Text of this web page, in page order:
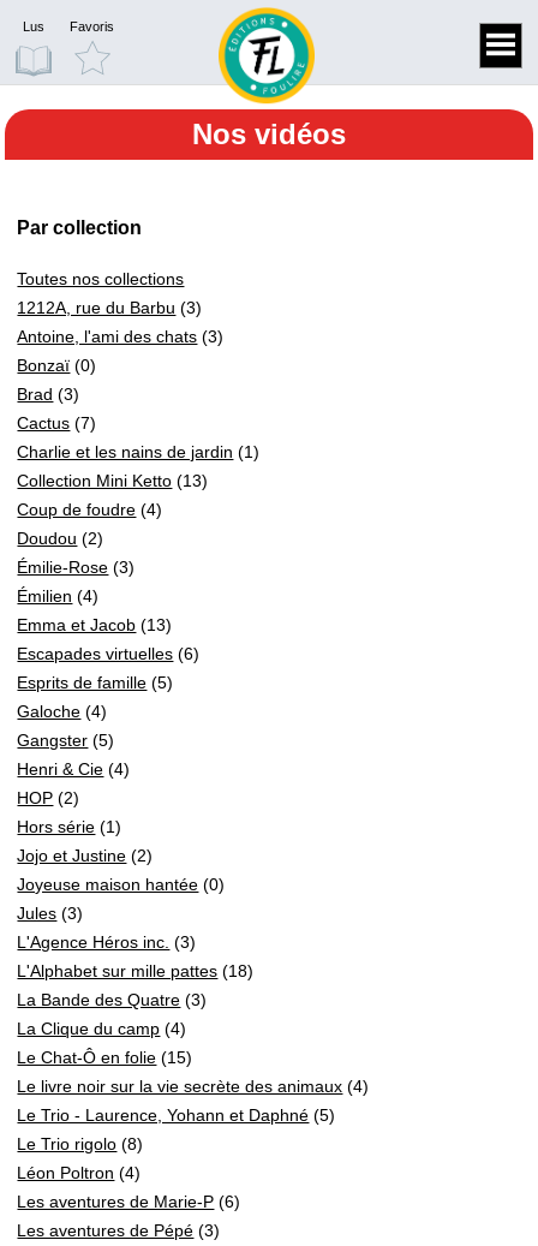
Lus Favoris
Nos vidéos
Par collection
Toutes nos collections
1212A, rue du Barbu (3)
Antoine, l'ami des chats (3)
Bonzaï (0)
Brad (3)
Cactus (7)
Charlie et les nains de jardin (1)
Collection Mini Ketto (13)
Coup de foudre (4)
Doudou (2)
Émilie-Rose (3)
Émilien (4)
Emma et Jacob (13)
Escapades virtuelles (6)
Esprits de famille (5)
Galoche (4)
Gangster (5)
Henri & Cie (4)
HOP (2)
Hors série (1)
Jojo et Justine (2)
Joyeuse maison hantée (0)
Jules (3)
L'Agence Héros inc. (3)
L'Alphabet sur mille pattes (18)
La Bande des Quatre (3)
La Clique du camp (4)
Le Chat-Ô en folie (15)
Le livre noir sur la vie secrète des animaux (4)
Le Trio - Laurence, Yohann et Daphné (5)
Le Trio rigolo (8)
Léon Poltron (4)
Les aventures de Marie-P (6)
Les aventures de Pépé (3)